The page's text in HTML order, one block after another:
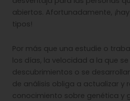
abiertos. Afortunadamente,
tipos!
Por más que una estudie o
los días, la velocidad a la que
descubrimientos o se
de análisis obliga a actualizar y
conocimiento sobre genética y